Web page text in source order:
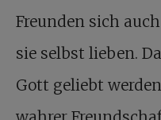
Freunden sich
sie selbst lieben.
Gott geliebt